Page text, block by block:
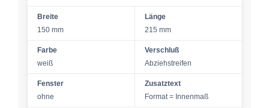
Breite
150 mm
Länge
215 mm
Farbe
weiß
Verschluß
Abziehstreifen
Fenster
ohne
Zusatztext
Format = Innenmaß